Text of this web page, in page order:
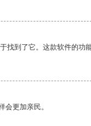
找到了它。这款软件的
更加亲民。